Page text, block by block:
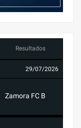
Resultados
29/07/2026
Zamora FC B